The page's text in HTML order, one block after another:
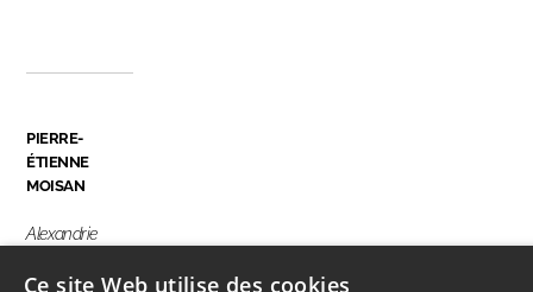
PIERRE-
ÉTIENNE
MOISAN
Alexandrie
Ce site Web utilise des cookies